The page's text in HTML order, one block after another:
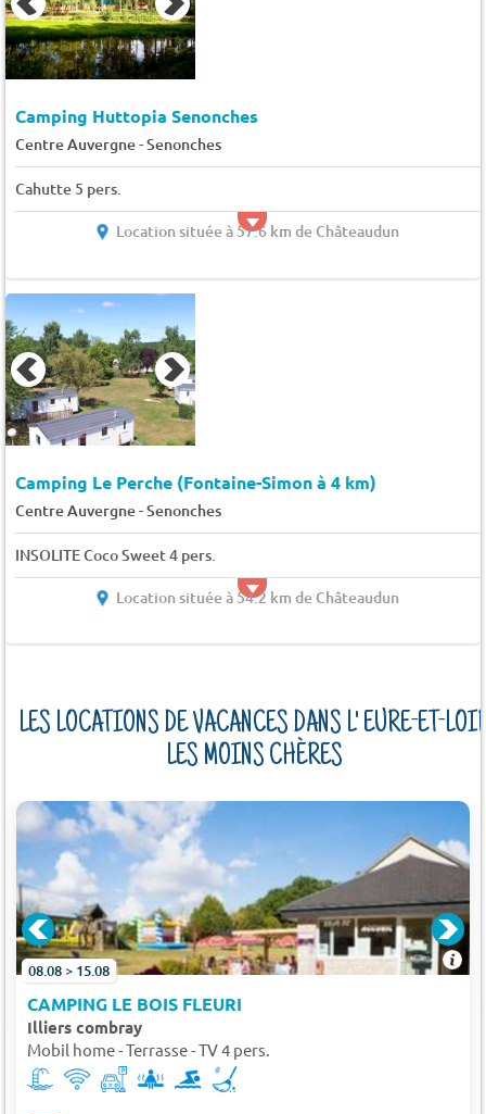
Camping Huttopia Senonches
Centre Auvergne-Senonches
Cahutte 5 pers.
Location située à 57.6 km de Châteaudun
Camping Le Perche (Fontaine-Simon à 4 km)
Centre Auvergne-Senonches
INSOLITE Coco Sweet 4 pers.
Location située à 54.2 km de Châteaudun
LES LOCATIONS DE VACANCES DANS L' EURE-ET-
LES MOINS CHÈRES
08.08 > 15.08
CAMPING LE BOIS FLEURI
Illiers combray
Mobil home - Terrasse - TV 4 pers.